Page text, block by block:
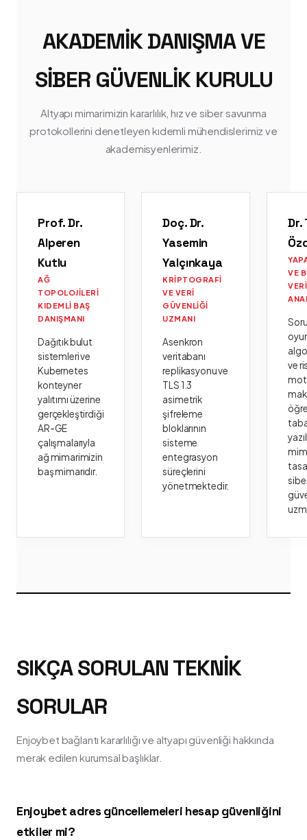
AKADEMIK DANIŞMA VE
SIBER GÜVENLIK KURULU
Altyapı mimarimizin kararlılık, hız ve siber savunma
protokollerini denetleyen kıdemli mühendislerimiz ve
akademisyenlerimiz.
Prof. Dr.
Alperen
Kutlu
AĞ
TOPOLOJILERI
KIDEMLI BAŞ
DANIŞMANI
Dağıtık bulut
sistemleri ve
Kubernetes
konteyner
yalıtımı üzerine
gerçekleştirdiği
AR-GE
çalışmalarıyla
ağ mimarimizin
baş mimarıdır.
Doç. Dr.
Yasemin
Yalçınkaya
KRIPTOGRAFI
VE VERI
GÜVENLIĞI
UZMANI
Asenkron
veritabanı
replikasyonu ve
TLS 1.3
asimetrik
şifreleme
bloklarının
sisteme
entegrasyon
süreçlerini
yönetmektedir.
Dr.
VE
VERI
ve
SIKÇA SORULAN TEKNIK
SORULAR
Enjoybet bağlantı kararlılığı ve altyapı güvenliği hakkında
merak edilen kurumsal başlıklar.
Enjoybet adres güncellemeleri hesap güvenliğini
etkiler mi?